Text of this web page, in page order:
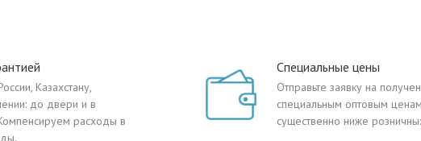
Казахстану,
до двери и в
расходы в
Специальные цены
Отправьте заявку на
специальным оптовым
существенно ниже